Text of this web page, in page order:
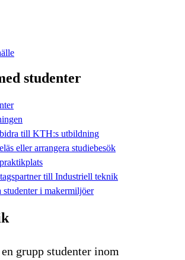
studenter
bidra till KTH:s utbildning
eller arrangera studiebesök
till Industriell teknik
studenter i makermiljöer
grupp studenter inom